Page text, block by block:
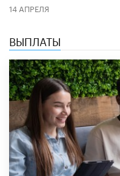
14 АПРЕЛЯ
ВЫПЛАТЫ